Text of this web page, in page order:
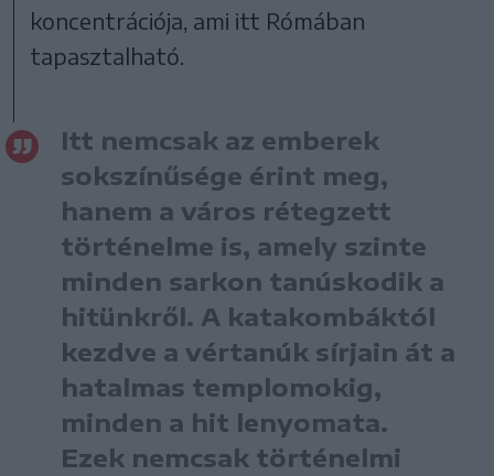
koncentrációja, ami itt Rómában
tapasztalható.
Itt nemcsak az emberek
sokszínűsége érint meg,
hanem a város rétegzett
történelme is, amely szinte
minden sarkon tanúskodik a
hitünkről. A katakombáktól
kezdve a vértanúk sírjain át a
hatalmas templomokig,
minden a hit lenyomata.
Ezek nemcsak történelmi